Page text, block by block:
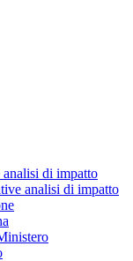
di impatto
analisi di impatto